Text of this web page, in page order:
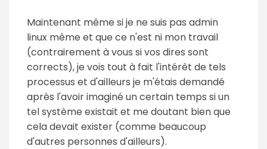
Maintenant même si je ne suis pas admin
linux même et que ce n'est ni mon travail
(contrairement à vous si vos dires sont
corrects), je vois tout à fait l'intérêt de tels
processus et d'ailleurs je m'étais demandé
après l'avoir imaginé un certain temps si un
tel système existait et me doutant bien que
cela devait exister (comme beaucoup
d'autres personnes d'ailleurs).